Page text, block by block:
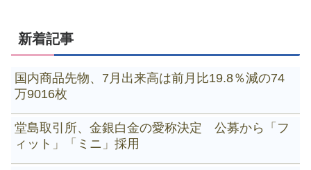
新着記事
国内商品先物、7月出来高は前月比19.8％減の74
万9016枚
堂島取引所、金銀白金の愛称決定 公募から「フ
ィット」「ミニ」採用